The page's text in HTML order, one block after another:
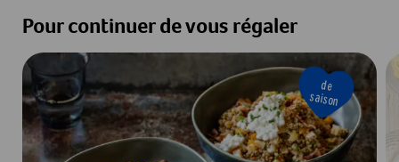
Pour continuer de vous régaler
de
saison